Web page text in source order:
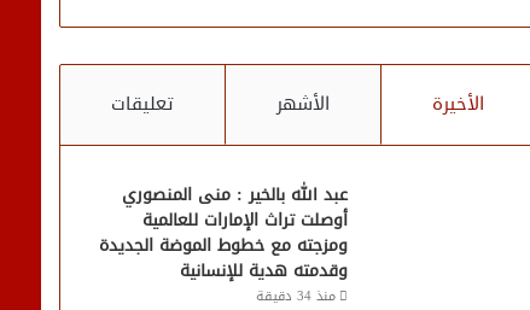
الأخيرة الأشهر تعليقات
عبد الله بالخير : منى المنصوري
أوصلت تراث الإمارات للعالمية
ومزجته مع خطوط الموضة الجديدة
وقدمته هدية للإنسانية
منذ 34 دقيقة